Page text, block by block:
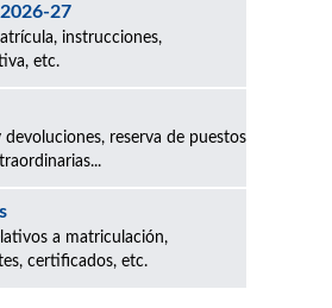
27
instrucciones,
etc.
reserva de puestos
a matriculación,
certificados, etc.